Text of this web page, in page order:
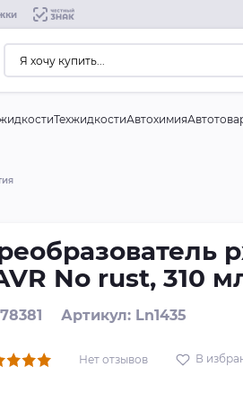
ТехжидкостиАвтохимия
No rust, 310
Артикул: Ln1435
Нет отзывов В